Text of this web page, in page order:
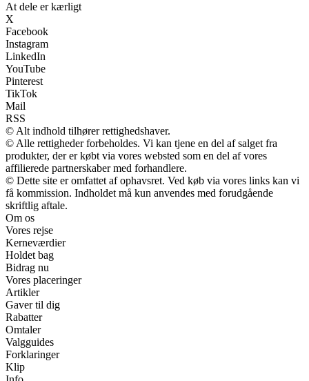
At dele er kærligt
X
Facebook
Instagram
LinkedIn
YouTube
Pinterest
TikTok
Mail
RSS
© Alt indhold tilhører rettighedshaver.
© Alle rettigheder forbeholdes. Vi kan tjene en del af salget fra
produkter, der er købt via vores websted som en del af vores
affilierede partnerskaber med forhandlere.
© Dette site er omfattet af ophavsret. Ved køb via vores links kan vi
få kommission. Indholdet må kun anvendes med forudgående
skriftlig aftale.
Om os
Vores rejse
Kerneværdier
Holdet bag
Bidrag nu
Vores placeringer
Artikler
Gaver til dig
Rabatter
Omtaler
Valgguides
Forklaringer
Klip